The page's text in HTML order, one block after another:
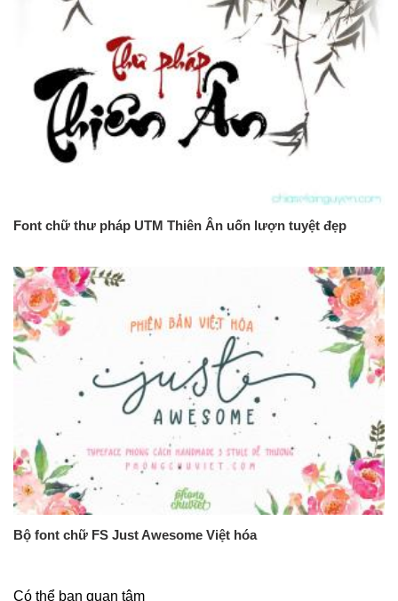
Font chữ thư pháp UTM Thiên Ân uốn lượn tuyệt đẹp
Bộ font chữ FS Just Awesome Việt hóa
Có thể bạn quan tâm